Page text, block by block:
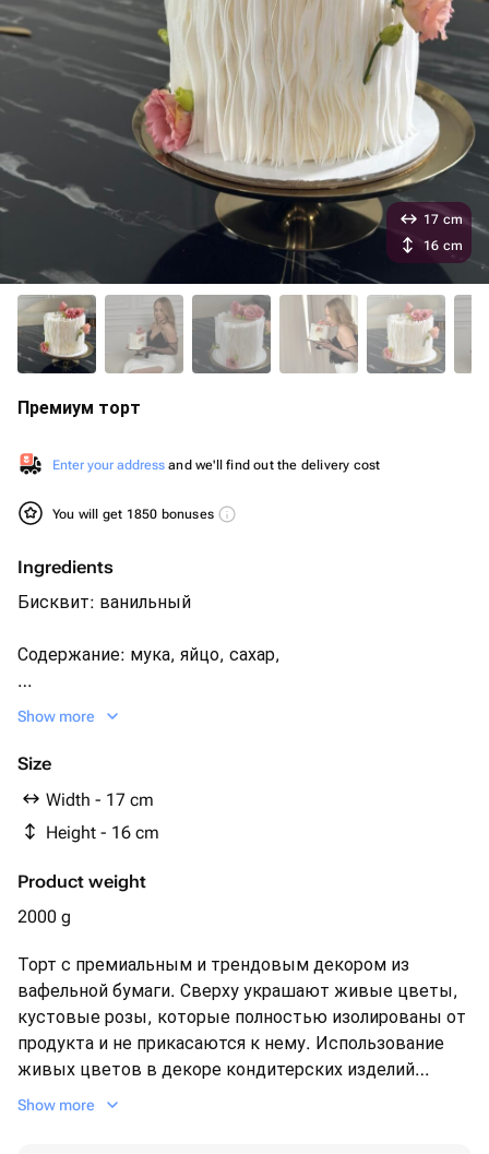
Премиум торт
Enter your address and we'll find out the delivery cost
You will get 1850 bonuses
Ingredients
Бисквит: ванильный
Содержание: мука, яйцо, сахар,
ванилин, крем: сгущенное молоко с маслом
Крем снаружи сливки, сахар
Начинка: с вафлями, шоколадными шариками
Начинка и бисквит можно изменить.
Show more
Size
Width - 17 cm
Height - 16 cm
Product weight
2000 g
17 cm
16 cm
Торт с премиальным и трендовым декором из
вафельной бумаги. Сверху украшают живые цветы,
кустовые розы, которые полностью изолированы от
продукта и не прикасаются к нему. Использование
живых цветов в декоре кондитерских изделий
является абсолютно безопасным, используя все
Show more